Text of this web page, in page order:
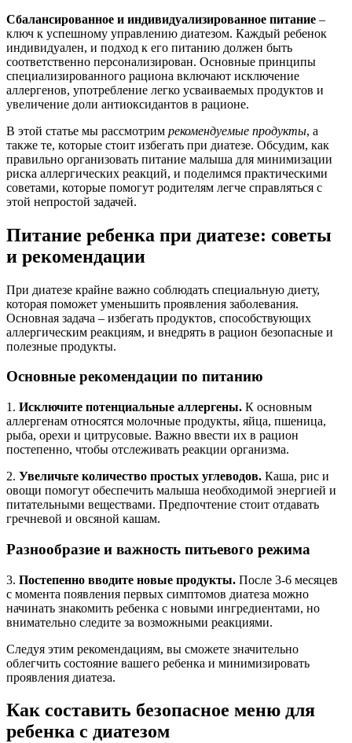
Сбалансированное и индивидуализированное питание –
ключ к успешному управлению диатезом. Каждый ребенок
индивидуален, и подход к его питанию должен быть
соответственно персонализирован. Основные принципы
специализированного рациона включают исключение
аллергенов, употребление легко усваиваемых продуктов и
увеличение доли антиоксидантов в рационе.
В этой статье мы рассмотрим рекомендуемые продукты, а
также те, которые стоит избегать при диатезе. Обсудим, как
правильно организовать питание малыша для минимизации
риска аллергических реакций, и поделимся практическими
советами, которые помогут родителям легче справляться с
этой непростой задачей.
Питание ребенка при диатезе: советы
и рекомендации
При диатезе крайне важно соблюдать специальную диету,
которая поможет уменьшить проявления заболевания.
Основная задача – избегать продуктов, способствующих
аллергическим реакциям, и внедрять в рацион безопасные и
полезные продукты.
Основные рекомендации по питанию
1. Исключите потенциальные аллергены. К основным
аллергенам относятся молочные продукты, яйца, пшеница,
рыба, орехи и цитрусовые. Важно ввести их в рацион
постепенно, чтобы отслеживать реакции организма.
2. Увеличьте количество простых углеводов. Каша, рис и
овощи помогут обеспечить малыша необходимой энергией и
питательными веществами. Предпочтение стоит отдавать
гречневой и овсяной кашам.
Разнообразие и важность питьевого режима
3. Постепенно вводите новые продукты. После 3-6 месяцев
с момента появления первых симптомов диатеза можно
начинать знакомить ребенка с новыми ингредиентами, но
внимательно следите за возможными реакциями.
Следуя этим рекомендациям, вы сможете значительно
облегчить состояние вашего ребенка и минимизировать
проявления диатеза.
Как составить безопасное меню для
ребенка с диатезом